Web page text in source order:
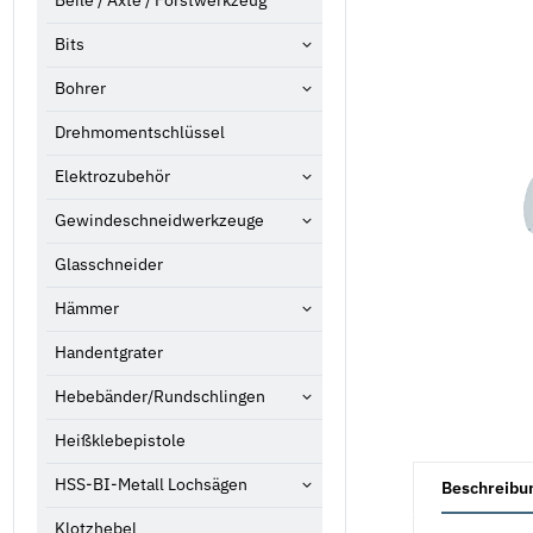
Bits
Bohrer
Drehmomentschlüssel
Elektrozubehör
Gewindeschneidwerkzeuge
Glasschneider
Hämmer
Handentgrater
Hebebänder/Rundschlingen
Heißklebepistole
HSS-BI-Metall Lochsägen
Klotzhebel